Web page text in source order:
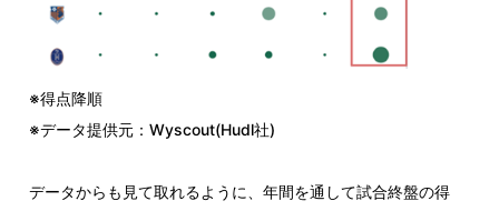
※得点降順
※データ提供元：Wyscout(Hudl社)
データからも見て取れるように、年間を通して試合終盤の得